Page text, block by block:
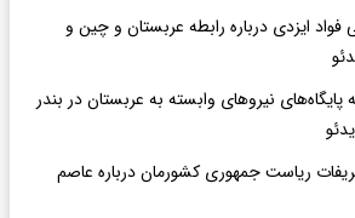
فواد ایزدی درباره رابطه عربستان و چین و
پایگاه‌های نیروهای وابسته به عربستان در بندر
ریاست جمهوری کشورمان درباره عاصم